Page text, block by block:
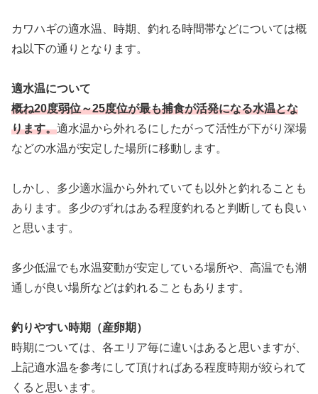
カワハギの適水温、時期、釣れる時間帯などについては概
ね以下の通りとなります。
適水温について
概ね20度弱位～25度位が最も捕食が活発になる水温とな
ります。適水温から外れるにしたがって活性が下がり深場
などの水温が安定した場所に移動します。
しかし、多少適水温から外れていても以外と釣れることも
あります。多少のずれはある程度釣れると判断しても良い
と思います。
多少低温でも水温変動が安定している場所や、高温でも潮
通しが良い場所などは釣れることもあります。
釣りやすい時期（産卵期）
時期については、各エリア毎に違いはあると思いますが、
上記適水温を参考にして頂ければある程度時期が絞られて
くると思います。